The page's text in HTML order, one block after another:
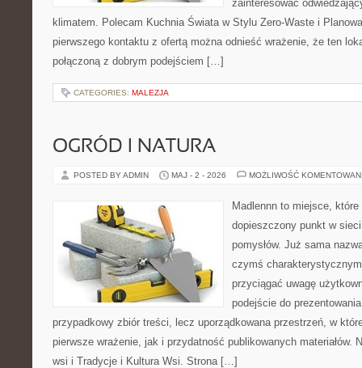
zainteresować
klimatem. Polecam Kuchnia Świata w Stylu Zero-Waste i
pierwszego kontaktu z ofertą można odnieść wrażenie, że ten
połączoną z dobrym podejściem […]
CATEGORIES: MALEZJA
OGRÓD I NATURA
POSTED BY ADMIN MAJ - 2 - 2026 MOŻLIWOŚĆ
Madlennn to miejsce,
dopieszczony punkt w
pomysłów. Już sama
czymś
przyciągać uwagę
podejście do
przypadkowy zbiór treści, lecz uporządkowana przestrzeń, w
pierwsze wrażenie, jak i przydatność publikowanych materiałów.
wsi i Tradycje i Kultura Wsi. Strona […]